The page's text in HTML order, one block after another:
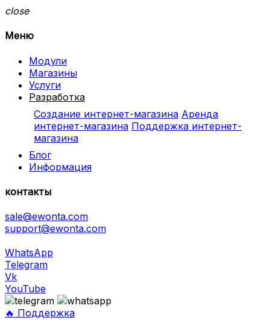
close
Меню
Модули
Магазины
Услуги
Разработка
Создание интернет-магазина Аренда
интернет-магазина Поддержка интернет-
магазина
Блог
Информация
контакты
sale@ewonta.com
support@ewonta.com
WhatsApp
Telegram
Vk
YouTube
🔥 Поддержка